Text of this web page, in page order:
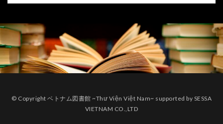
© Copyright ベトナム図書館 ~Thư Viện Việt Nam~ supported by SESSA
VIETNAM CO.,LTD